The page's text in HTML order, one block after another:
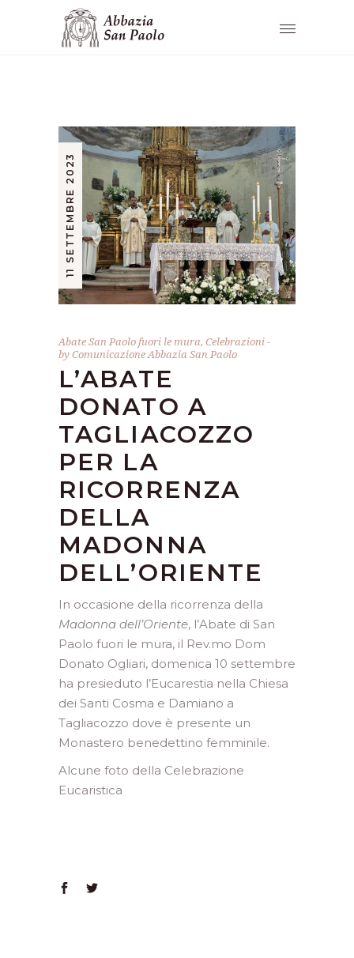
11 SETTEMBRE 2023
Abate San Paolo fuori le mura, Celebrazioni
byComunicazione Abbazia San Paolo
L’ABATE
DONATO A
TAGLIACOZZO
PER LA
RICORRENZA
DELLA
MADONNA
DELL’ORIENTE
In occasione della ricorrenza della
Madonna dell’Oriente, l’Abate di San
Paolo fuori le mura, il Rev.mo Dom
Donato Ogliari, domenica 10 settembre
ha presieduto l’Eucarestia nella Chiesa
dei Santi Cosma e Damiano a
Tagliacozzo dove è presente un
Monastero benedettino femminile.
Alcune foto della Celebrazione
Eucaristica